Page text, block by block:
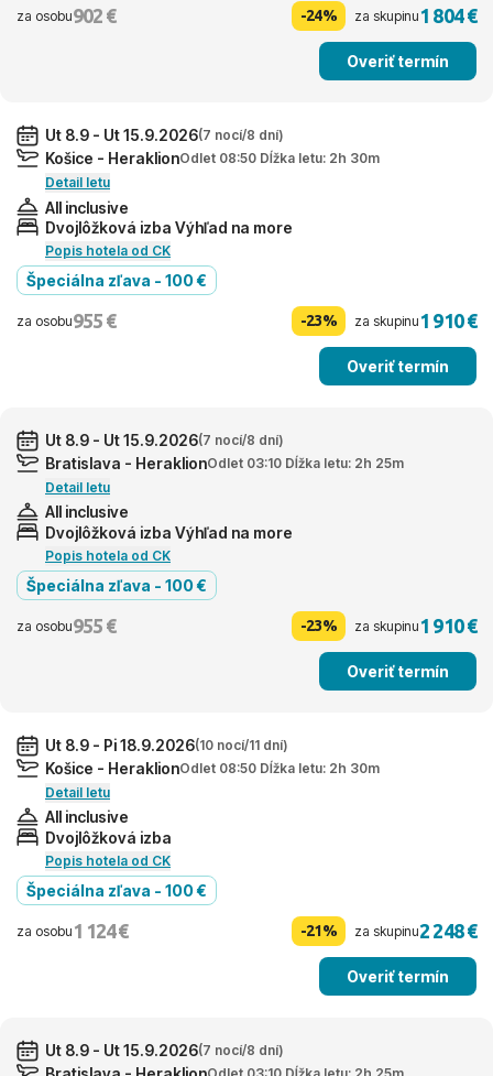
za osobu902 € -24% za skupinu1 804 €
Overiť termín
Ut 8.9 - Ut 15.9.2026(7 nocí/8 dní)
Košice - HeraklionOdlet 08:50 Dĺžka letu: 2h 30m
Detail letu
All inclusive
Dvojlôžková izba Výhľad na more
Popis hotela od CK
Špeciálna zľava - 100 €
za osobu955 € -23% za skupinu1 910 €
Overiť termín
Ut 8.9 - Ut 15.9.2026(7 nocí/8 dní)
Bratislava - HeraklionOdlet 03:10 Dĺžka letu: 2h 25m
Detail letu
All inclusive
Dvojlôžková izba Výhľad na more
Popis hotela od CK
Špeciálna zľava - 100 €
za osobu955 € -23% za skupinu1 910 €
Overiť termín
Ut 8.9 - Pi 18.9.2026(10 nocí/11 dní)
Košice - HeraklionOdlet 08:50 Dĺžka letu: 2h 30m
Detail letu
All inclusive
Dvojlôžková izba
Popis hotela od CK
Špeciálna zľava - 100 €
za osobu 1 124 € -21% za skupinu2 248 €
Overiť termín
Ut 8.9 - Ut 15.9.2026(7 nocí/8 dní)